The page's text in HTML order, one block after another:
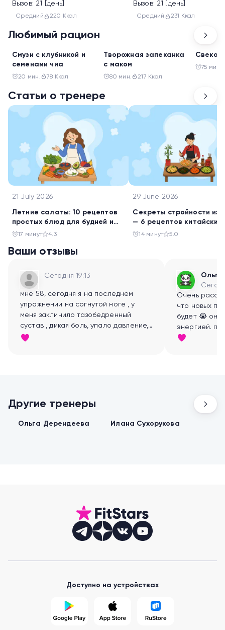
Вызов: 21 [день]
Средний 220 Ккал
Вызов: 21 [день]
Средний 231 Ккал
Любимый рацион
Перекус
Смузи с клубникой и
семенами чиа
20 мин. 78 Ккал
Завтрак
Творожная запеканка
с маком
80 мин. 217 Ккал
Обед
75 мин.
Статьи о тренере
21 July 2026
Летние салаты: 10 рецептов
простых блюд для будней и
праздника
17 минут 4.3
29 June 2026
Секреты стройности из
— 6 рецептов китайских
салатов
14 минут 5.0
Ваши отзывы
Сегодня 19:13
мне 58, сегодня я на последнем
упражнении на согнутой ноге , у
меня заклинило тазобедренный
сустав , дикая боль, упало давление,
мне было очень плохо. Теперь боюсь
Ольга
Очень
что новых
будет 😭 она
энергией.
смотреть,
Другие тренеры
Тонус мышц
Ольга Дерендеева Танцевальные
Илана Сухорукова
Доступно на устройствах